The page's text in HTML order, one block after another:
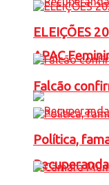
APAC
ELEIÇÕES
Falcão
Política,